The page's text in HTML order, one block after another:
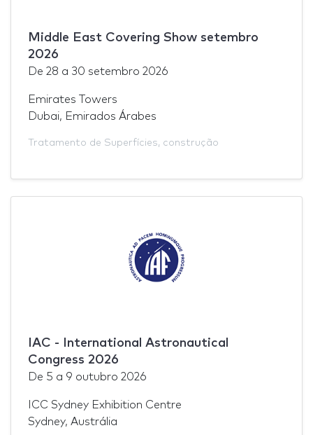
Middle East Covering Show setembro
2026
De 28 a 30 setembro 2026
Emirates Towers
Dubai, Emirados Árabes
Tratamento de Superfícies, construção
IAC - International Astronautical
Congress 2026
De 5 a 9 outubro 2026
ICC Sydney Exhibition Centre
Sydney, Austrália